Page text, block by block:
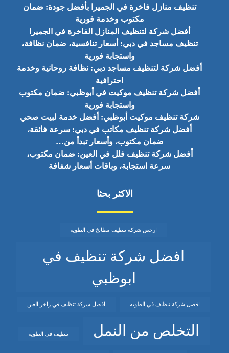
تنظيف منازل فاخرة في الجميرا بأفضل جودة: ضمان
مكتوب وخدمة فورية
أفضل شركة لتنظيف المنازل الفاخرة في الجميرا
تنظيف مساجد في دبي: أسعار تنافسية، ضمان نظافة،
واستجابة فورية
أفضل شركة لتنظيف مساجد دبي: نظافة روحانية وخدمة
احترافية
أفضل شركة تنظيف موكيت في أبوظبي: ضمان مكتوب
واستجابة فورية
شركة تنظيف موكيت أبوظبي: أفضل خدمة لبيت صحي
أفضل شركة تنظيف مكاتب في دبي: سرعة فائقة،
ضمان مكتوب، وأسعار تبدأ من…
أفضل شركة تنظيف فلل في العين: ضمان مكتوب،
سرعة استجابة، وباقات أسعار شفافة
الاكثر بحثا
ارخص شركة تنظيف مطابخ في الطويه
افضل شركة تنظيف في
ابوظبي
افضل شركة تنظيف في الطويه افضل شركة تنظيف في زاخر العين
التخلص من النمل تنظيف في الطويه